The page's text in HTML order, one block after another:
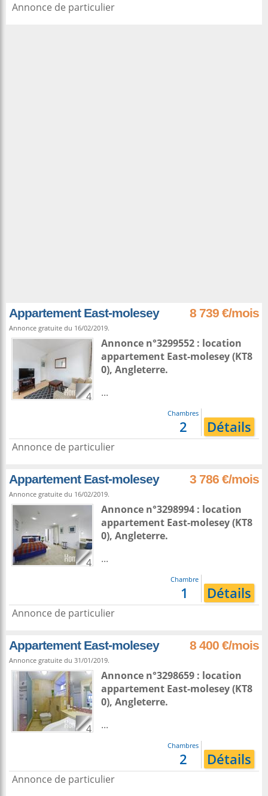
Annonce de particulier
Appartement East-molesey 8 739 €/mois
Annonce gratuite du 16/02/2019.
4
Annonce n°3299552 : location
appartement East-molesey(KT8
0), Angleterre.
...
Chambres
2 Détails
Annonce de particulier
Appartement East-molesey 3 786 €/mois
Annonce gratuite du 16/02/2019.
4
Annonce n°3298994 : location
appartement East-molesey(KT8
0), Angleterre.
...
Chambre
1 Détails
Annonce de particulier
Appartement East-molesey 8 400 €/mois
Annonce gratuite du 31/01/2019.
4
Annonce n°3298659 : location
appartement East-molesey(KT8
0), Angleterre.
...
Chambres
2 Détails
Annonce de particulier